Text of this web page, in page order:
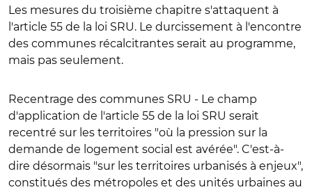
Les mesures du troisième chapitre s'attaquent à
l'article 55 de la loi SRU. Le durcissement à l'encontre
des communes récalcitrantes serait au programme,
mais pas seulement.
Recentrage des communes SRU - Le champ
d'application de l'article 55 de la loi SRU serait
recentré sur les territoires "où la pression sur la
demande de logement social est avérée". C'est-à-
dire désormais "sur les territoires urbanisés à enjeux",
constitués des métropoles et des unités urbaines au